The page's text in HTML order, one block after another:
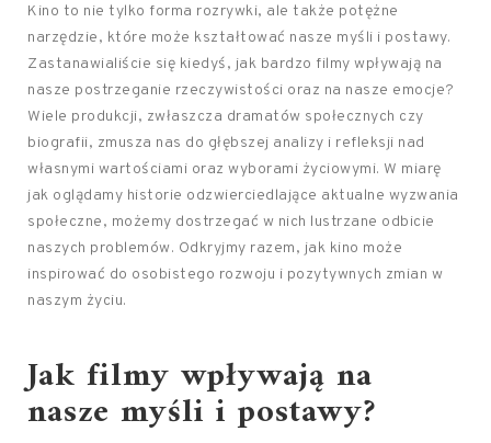
Kino to nie tylko forma rozrywki, ale także potężne
narzędzie, które może kształtować nasze myśli i postawy.
Zastanawialiście się kiedyś, jak bardzo filmy wpływają na
nasze postrzeganie rzeczywistości oraz na nasze emocje?
Wiele produkcji, zwłaszcza dramatów społecznych czy
biografii, zmusza nas do głębszej analizy i refleksji nad
własnymi wartościami oraz wyborami życiowymi. W miarę
jak oglądamy historie odzwierciedlające aktualne wyzwania
społeczne, możemy dostrzegać w nich lustrzane odbicie
naszych problemów. Odkryjmy razem, jak kino może
inspirować do osobistego rozwoju i pozytywnych zmian w
naszym życiu.
Jak filmy wpływają na
nasze myśli i postawy?